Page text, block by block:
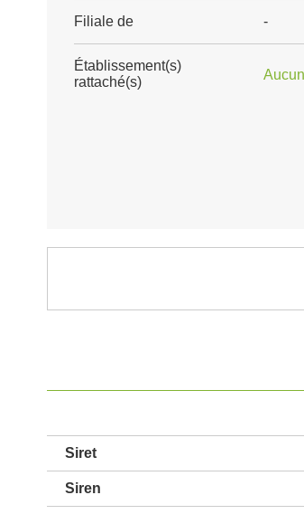
Filiale de -
Établissement(s)
rattaché(s)
Aucun
Siret
Siren